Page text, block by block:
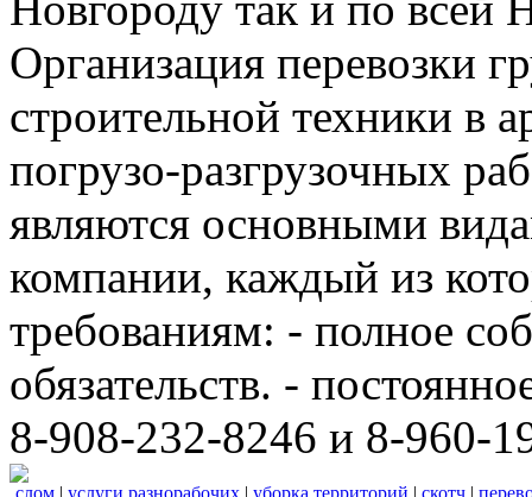
Организация перевозки
строительной техники в
погрузо-разгрузочных
являются основными
компании, каждый из
требованиям: - полное
обязательств. -
8-908-232-8246 и 8-960-